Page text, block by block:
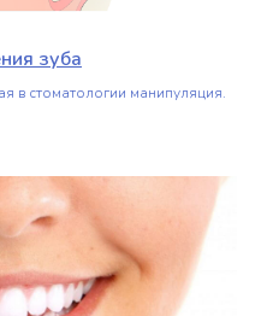
зуба
в стоматологии манипуляция.